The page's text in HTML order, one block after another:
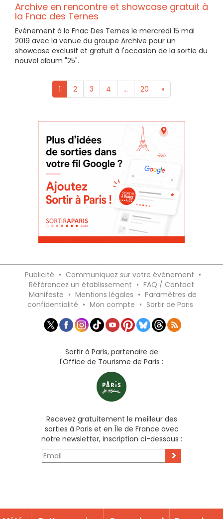
Archive en rencontre et showcase gratuit à
la Fnac des Ternes
Evènement à la Fnac Des Ternes le mercredi 15 mai
2019 avec la venue du groupe Archive pour un
showcase exclusif et gratuit à l'occasion de la sortie du
nouvel album "25".
1 2 3 4 ... 20 »
Publicité • Communiquez sur votre événement •
Référencez un établissement • FAQ / Contact
Manifeste • Mentions légales • Paramètres de
confidentialité • Mon compte • Sortir de Paris
Sortir à Paris, partenaire de
l'Office de Tourisme de Paris :
Recevez gratuitement le meilleur des
sorties à Paris et en Île de France avec
notre newsletter, inscription ci-dessous :
>